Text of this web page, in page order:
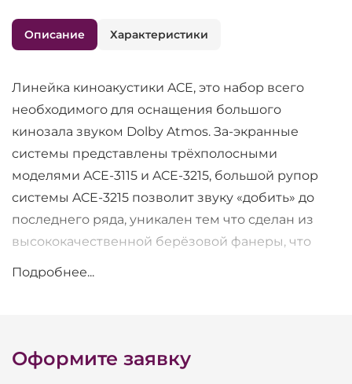
Описание Характеристики
Линейка киноакустики ACE, это набор всего
необходимого для оснащения большого
кинозала звуком Dolby Atmos. За-экранные
системы представлены трёхполосными
моделями ACE-3115 и ACE-3215, большой рупор
системы ACE-3215 позволит звуку «добить» до
последнего ряда, уникален тем что сделан из
высококачественной берёзовой фанеры, что
выгодно отличает систему от всех конкурентов,
PRO – и является оригинальной разработкой
наших инженеров – подобный подход уникален
Подробнее...
Оформите заявку